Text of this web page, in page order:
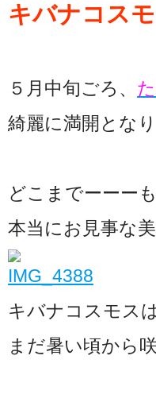
キバナコス
５月中旬ごろ、
綺麗に満開とな
どこまでーーー
本当にお見事な
キバナコスモス
まだ暑い頃から